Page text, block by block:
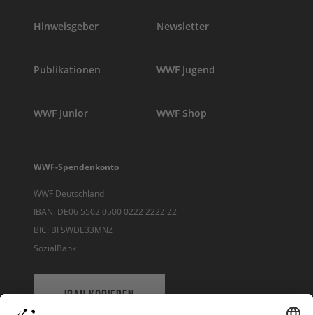
Hinweisgeber Newsletter
Publikationen WWF Jugend
WWF Junior WWF Shop
WWF-Spendenkonto
WWF Deutschland
IBAN: DE06 5502 0500 0222 2222 22
BIC: BFSWDE33MNZ
SozialBank
IBAN KOPIEREN